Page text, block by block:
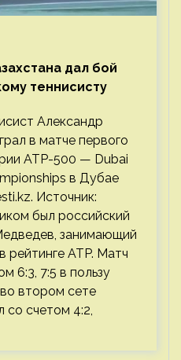
дал бой
теннисисту
Александр
в матче первого
ATP-500 — Dubai
в Дубае
Источник:
был российский
занимающий
рейтинге ATP. Матч
6:3, 7:5 в пользу
втором сете
со счетом 4:2,